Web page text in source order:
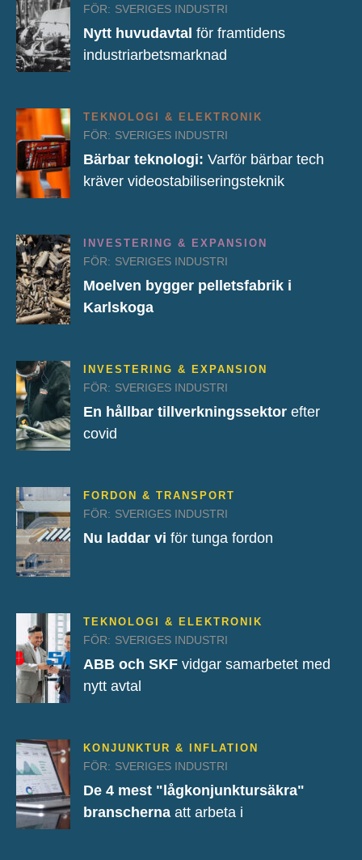
FÖR: SVERIGES INDUSTRI
Nytt huvudavtal för framtidens
industriarbetsmarknad
TEKNOLOGI & ELEKTRONIK
FÖR: SVERIGES INDUSTRI
Bärbar teknologi: Varför bärbar tech
kräver videostabiliseringsteknik
INVESTERING & EXPANSION
FÖR: SVERIGES INDUSTRI
Moelven bygger pelletsfabrik i
Karlskoga
INVESTERING & EXPANSION
FÖR: SVERIGES INDUSTRI
En hållbar tillverkningssektor efter
covid
FORDON & TRANSPORT
FÖR: SVERIGES INDUSTRI
Nu laddar vi för tunga fordon
TEKNOLOGI & ELEKTRONIK
FÖR: SVERIGES INDUSTRI
ABB och SKF vidgar samarbetet med
nytt avtal
KONJUNKTUR & INFLATION
FÖR: SVERIGES INDUSTRI
De 4 mest "lågkonjunktursäkra"
branscherna att arbeta i